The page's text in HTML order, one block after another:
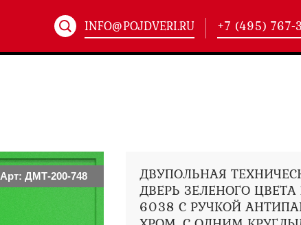
Полуторные технические двери
Двупольные технические двери(178)
INFO@POJDVERI.RU +7 (495) 767-
Арт: ДМТ-200-748
ДВУПОЛЬНАЯ
ДВЕРЬ ЗЕЛЕНОГО ЦВЕТА
6038 С РУЧКОЙ